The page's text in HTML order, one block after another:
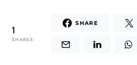
1
SHARES
SHARE